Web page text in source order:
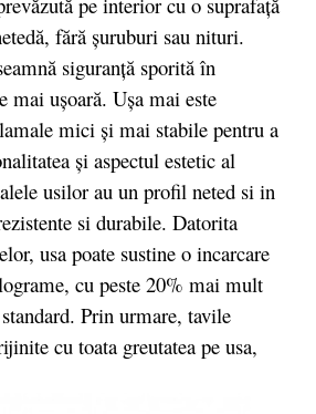
fără şuruburi sau nituri.
siguranţă sporită în
mai uşoară. Uşa mai este
mici şi mai stabile pentru a
şi aspectul estetic al
usilor au un profil neted si in
si durabile. Datorita
usa poate sustine o incarcare
cu peste 20% mai mult
Prin urmare, tavile
cu toata greutatea pe usa,